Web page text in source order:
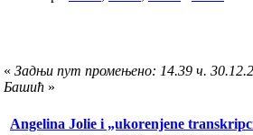
« Задњи пут промењено: 14.39 ч.
Башић »
Angelina Jolie i „ukorenjene